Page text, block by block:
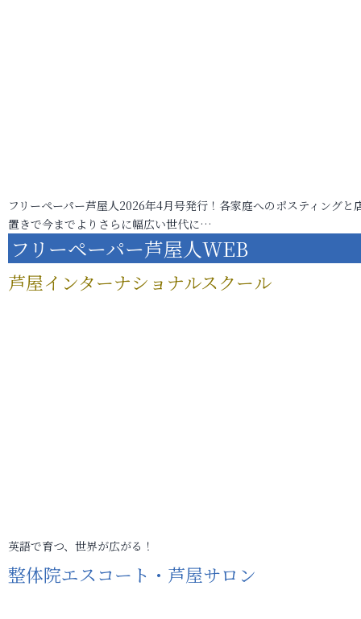
フリーペーパー芦屋人2026年4月号発行！各家庭へのポスティングと
置きで今までよりさらに幅広い世代に…
フリーペーパー芦屋人WEB
芦屋インターナショナルスクール
英語で育つ、世界が広がる！
整体院エスコート・芦屋サロン